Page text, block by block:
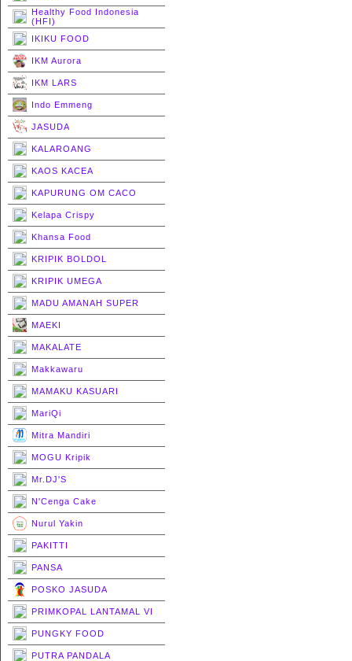
Healthy Food Indonesia
(HFI)
IKIKU FOOD
IKM Aurora
IKM LARS
Indo Emmeng
JASUDA
KALAROANG
KAOS KACEA
KAPURUNG OM CACO
Kelapa Crispy
Khansa Food
KRIPIK BOLDOL
KRIPIK UMEGA
MADU AMANAH SUPER
MAEKI
MAKALATE
Makkawaru
MAMAKU KASUARI
MariQi
Mitra Mandiri
MOGU Kripik
Mr.DJ'S
N'Cenga Cake
Nurul Yakin
PAKITTI
PANSA
POSKO JASUDA
PRIMKOPAL LANTAMAL VI
PUNGKY FOOD
PUTRA PANDALA